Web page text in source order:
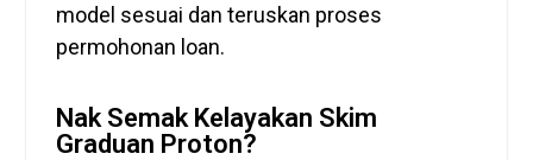
model sesuai dan teruskan proses
permohonan loan.
Nak Semak Kelayakan Skim
Graduan Proton?